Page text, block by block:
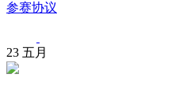
参赛协议
23 五月